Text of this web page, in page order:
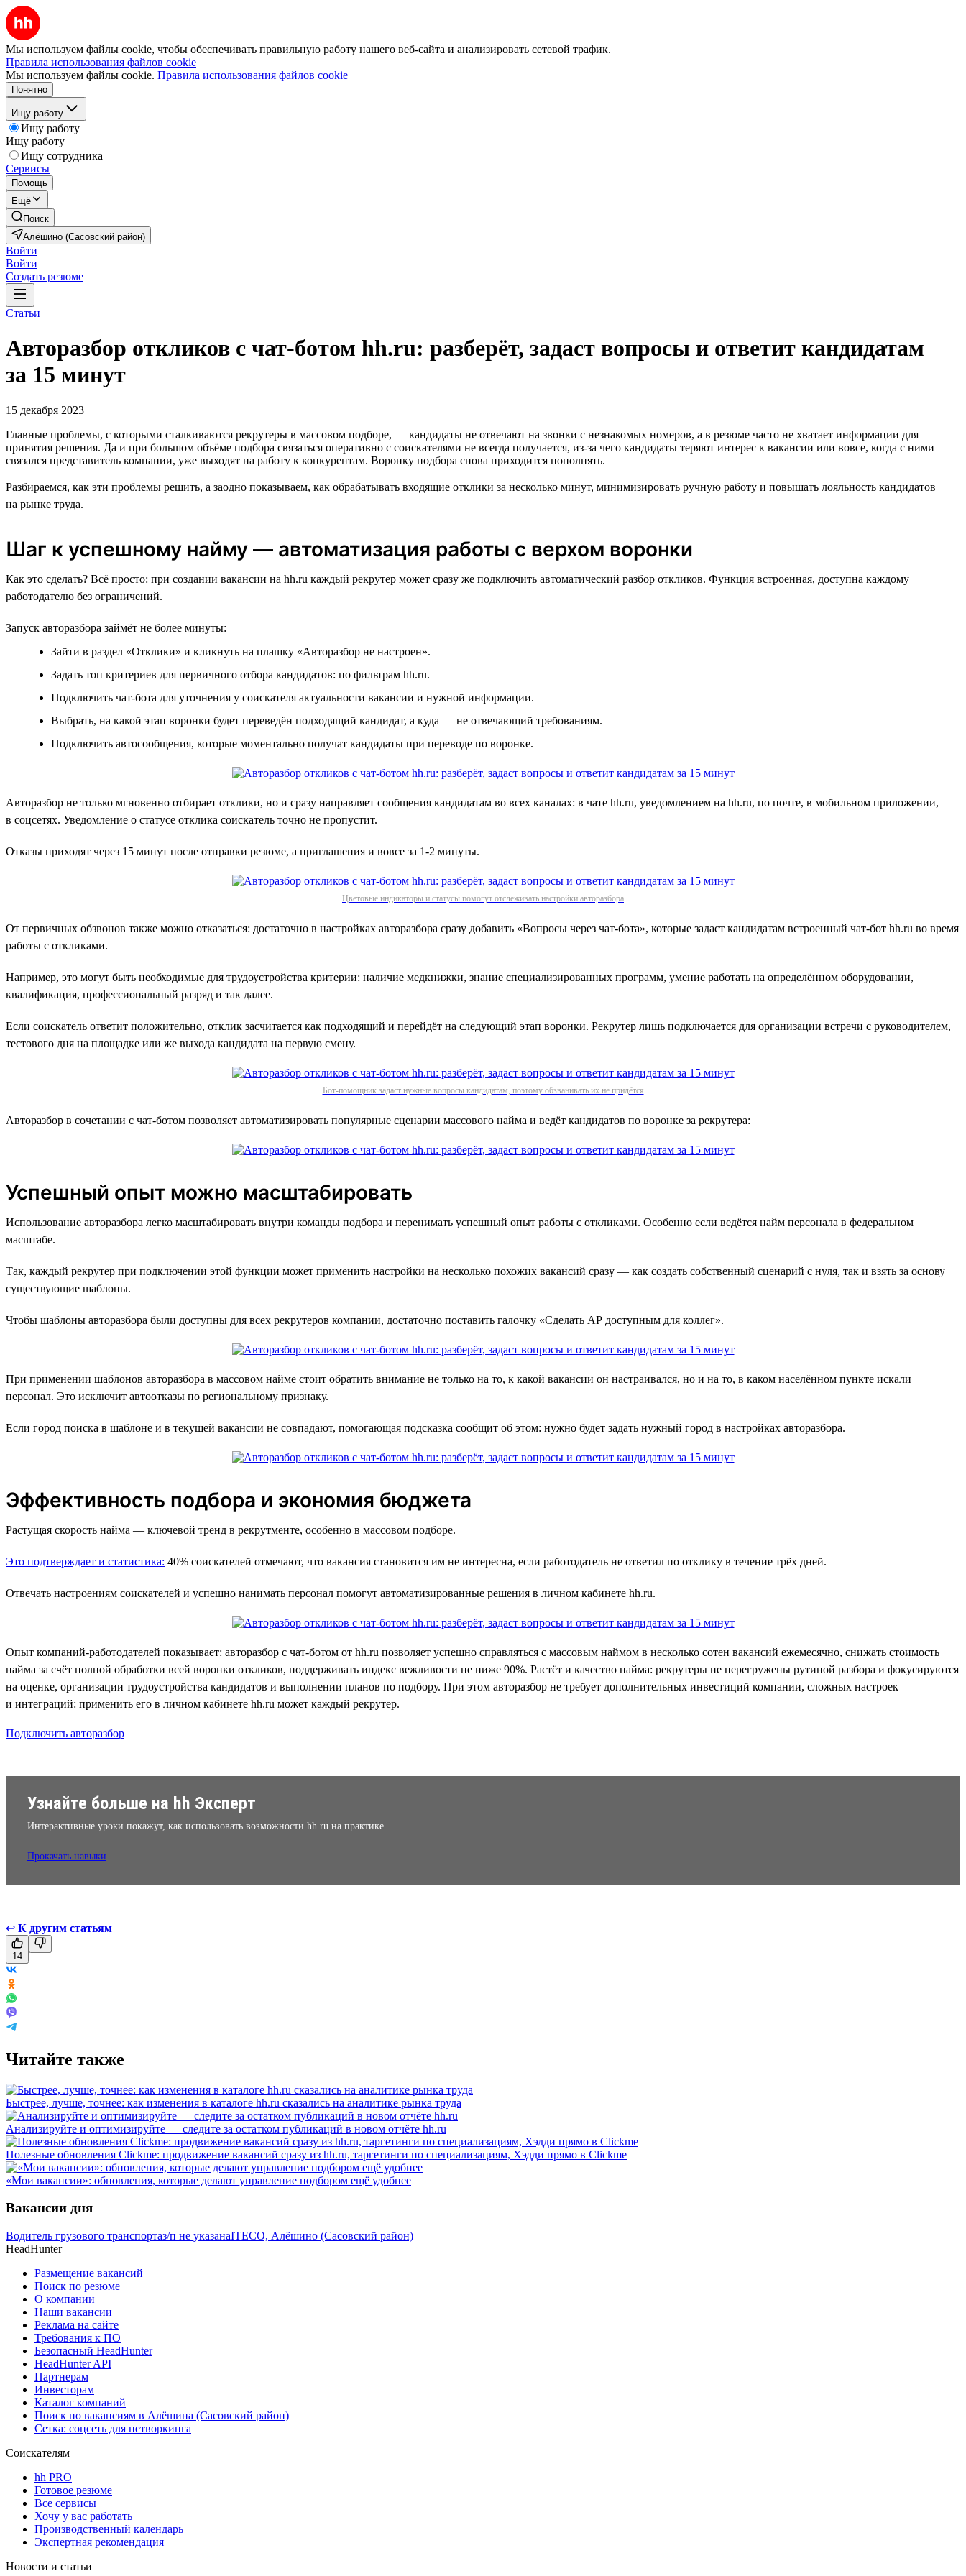
Мы используем файлы cookie, чтобы обеспечивать правильную работу нашего веб-сайта и анализировать сетевой трафик.
Правила использования файлов cookie
Мы используем файлы cookie. Правила использования файлов cookie
Понятно
Ищу работу
Ищу работу
Ищу работу
Ищу сотрудника
Сервисы
Помощь
Ещё
Поиск
Алёшино (Сасовский район)
Войти
Войти
Создать резюме
Статьи
Авторазбор откликов с чат-ботом hh.ru: разберёт, задаст вопросы и ответит кандидатам
за 15 минут
15 декабря 2023
Главные проблемы, с которыми сталкиваются рекрутеры в массовом подборе, — кандидаты не отвечают на звонки с незнакомых номеров, а в резюме часто не хватает информации для
принятия решения. Да и при большом объёме подбора связаться оперативно с соискателями не всегда получается, из-за чего кандидаты теряют интерес к вакансии или вовсе, когда с ними
связался представитель компании, уже выходят на работу к конкурентам. Воронку подбора снова приходится пополнять.
Разбираемся, как эти проблемы решить, а заодно показываем, как обрабатывать входящие отклики за несколько минут, минимизировать ручную работу и повышать лояльность кандидатов
на рынке труда.
Шаг к успешному найму — автоматизация работы с верхом воронки
Как это сделать? Всё просто: при создании вакансии на hh.ru каждый рекрутер может сразу же подключить автоматический разбор откликов. Функция встроенная, доступна каждому
работодателю без ограничений.
Запуск авторазбора займёт не более минуты:
Зайти в раздел «Отклики» и кликнуть на плашку «Авторазбор не настроен».
Задать топ критериев для первичного отбора кандидатов: по фильтрам hh.ru.
Подключить чат-бота для уточнения у соискателя актуальности вакансии и нужной информации.
Выбрать, на какой этап воронки будет переведён подходящий кандидат, а куда — не отвечающий требованиям.
Подключить автосообщения, которые моментально получат кандидаты при переводе по воронке.
Авторазбор не только мгновенно отбирает отклики, но и сразу направляет сообщения кандидатам во всех каналах: в чате hh.ru, уведомлением на hh.ru, по почте, в мобильном приложении,
в соцсетях. Уведомление о статусе отклика соискатель точно не пропустит.
Отказы приходят через 15 минут после отправки резюме, а приглашения и вовсе за 1‑2 минуты.
Цветовые индикаторы и статусы помогут отслеживать настройки авторазбора
От первичных обзвонов также можно отказаться: достаточно в настройках авторазбора сразу добавить «Вопросы через чат-бота», которые задаст кандидатам встроенный чат-бот hh.ru во время
работы с откликами.
Например, это могут быть необходимые для трудоустройства критерии: наличие медкнижки, знание специализированных программ, умение работать на определённом оборудовании,
квалификация, профессиональный разряд и так далее.
Если соискатель ответит положительно, отклик засчитается как подходящий и перейдёт на следующий этап воронки. Рекрутер лишь подключается для организации встречи с руководителем,
тестового дня на площадке или же выхода кандидата на первую смену.
Бот-помощник задаст нужные вопросы кандидатам, поэтому обзванивать их не придётся
Авторазбор в сочетании с чат-ботом позволяет автоматизировать популярные сценарии массового найма и ведёт кандидатов по воронке за рекрутера:
Успешный опыт можно масштабировать
Использование авторазбора легко масштабировать внутри команды подбора и перенимать успешный опыт работы с откликами. Особенно если ведётся найм персонала в федеральном
масштабе.
Так, каждый рекрутер при подключении этой функции может применить настройки на несколько похожих вакансий сразу — как создать собственный сценарий с нуля, так и взять за основу
существующие шаблоны.
Чтобы шаблоны авторазбора были доступны для всех рекрутеров компании, достаточно поставить галочку «Сделать АР доступным для коллег».
При применении шаблонов авторазбора в массовом найме стоит обратить внимание не только на то, к какой вакансии он настраивался, но и на то, в каком населённом пункте искали
персонал. Это исключит автоотказы по региональному признаку.
Если город поиска в шаблоне и в текущей вакансии не совпадают, помогающая подсказка сообщит об этом: нужно будет задать нужный город в настройках авторазбора.
Эффективность подбора и экономия бюджета
Растущая скорость найма — ключевой тренд в рекрутменте, особенно в массовом подборе.
Это подтверждает и статистика: 40% соискателей отмечают, что вакансия становится им не интересна, если работодатель не ответил по отклику в течение трёх дней.
Отвечать настроениям соискателей и успешно нанимать персонал помогут автоматизированные решения в личном кабинете hh.ru.
Опыт компаний-работодателей показывает: авторазбор с чат-ботом от hh.ru позволяет успешно справляться с массовым наймом в несколько сотен вакансий ежемесячно, снижать стоимость
найма за счёт полной обработки всей воронки откликов, поддерживать индекс вежливости не ниже 90%. Растёт и качество найма: рекрутеры не перегружены рутиной разбора и фокусируются
на оценке, организации трудоустройства кандидатов и выполнении планов по подбору. При этом авторазбор не требует дополнительных инвестиций компании, сложных настроек
и интеграций: применить его в личном кабинете hh.ru может каждый рекрутер.
Подключить авторазбор
Узнайте больше на hh Эксперт
Интерактивные уроки покажут, как использовать возможности hh.ru на практике
Прокачать навыки
↩ К другим статьям
14
Читайте также
Быстрее, лучше, точнее: как изменения в каталоге hh.ru сказались на аналитике рынка труда
Анализируйте и оптимизируйте — следите за остатком публикаций в новом отчёте hh.ru
Полезные обновления Clickme: продвижение вакансий сразу из hh.ru, таргетинги по специализациям, Хэдди прямо в Clickme
«Мои вакансии»: обновления, которые делают управление подбором ещё удобнее
Вакансии дня
Водитель грузового транспортаз/п не указанаITECO, Алёшино (Сасовский район)
HeadHunter
Размещение вакансий
Поиск по резюме
О компании
Наши вакансии
Реклама на сайте
Требования к ПО
Безопасный HeadHunter
HeadHunter API
Партнерам
Инвесторам
Каталог компаний
Поиск по вакансиям в Алёшина (Сасовский район)
Сетка: соцсеть для нетворкинга
Соискателям
hh PRO
Готовое резюме
Все сервисы
Хочу у вас работать
Производственный календарь
Экспертная рекомендация
Новости и статьи